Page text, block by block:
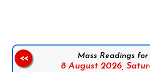
Mass Readings for
8 August 2026,
<<